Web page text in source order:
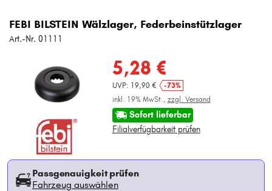
FEBI BILSTEIN Wälzlager, Federbeinstützlager
Art.-Nr. 01111
5,28 €
UVP: 19,90 €
-73%
inkl. 19% MwSt., zzgl. Versand
Sofort lieferbar
Filialverfügbarkeit prüfen
Passgenauigkeit prüfen
Fahrzeug auswählen